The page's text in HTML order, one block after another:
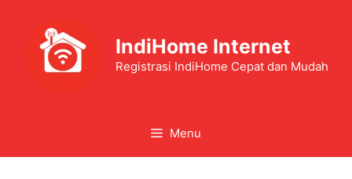
IndiHome Internet
Registrasi IndiHome Cepat dan Mudah
Menu